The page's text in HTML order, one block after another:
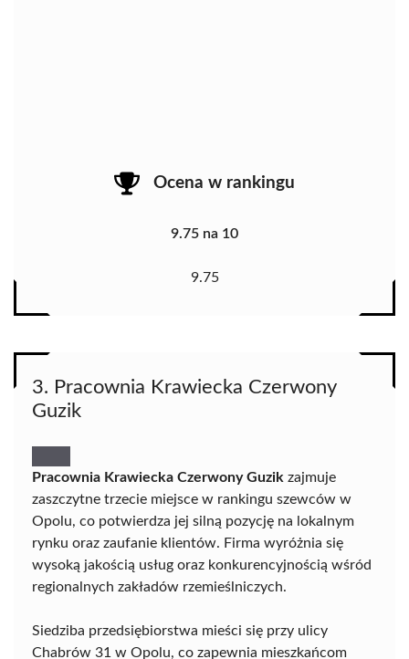
Ocena w rankingu
9.75 na 10
9.75
3. Pracownia Krawiecka Czerwony
Guzik
Pracownia Krawiecka Czerwony Guzik zajmuje
zaszczytne trzecie miejsce w rankingu szewców w
Opolu, co potwierdza jej silną pozycję na lokalnym
rynku oraz zaufanie klientów. Firma wyróżnia się
wysoką jakością usług oraz konkurencyjnością wśród
regionalnych zakładów rzemieślniczych.
Siedziba przedsiębiorstwa mieści się przy ulicy
Chabrów 31 w Opolu, co zapewnia mieszkańcom